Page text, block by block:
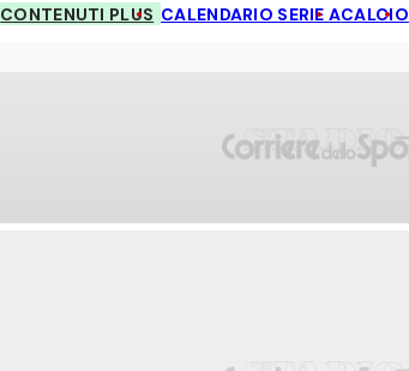
CONTENUTI PLUS CALENDARIO SERIE ACALCIO